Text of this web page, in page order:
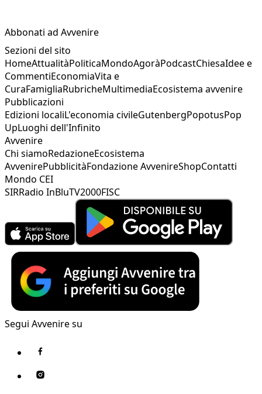
Abbonati ad Avvenire
Sezioni del sito
HomeAttualitàPoliticaMondoAgoràPodcastChiesaIdee e
CommentiEconomiaVita e
CuraFamigliaRubricheMultimediaEcosistema avvenire
Pubblicazioni
Edizioni localiL'economia civileGutenbergPopotusPop
UpLuoghi dell'Infinito
Avvenire
Chi siamoRedazioneEcosistema
AvvenirePubblicitàFondazione AvvenireShopContatti
Mondo CEI
SIRRadio InBluTV2000FISC
Segui Avvenire su